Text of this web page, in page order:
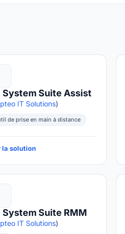
System Suite Assist
IT Solutions)
de prise en main à distance
la solution
System Suite RMM
IT Solutions)